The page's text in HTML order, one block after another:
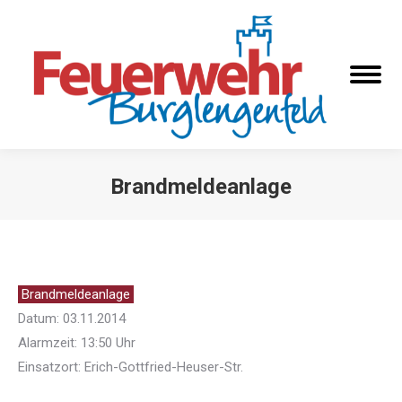
Brandmeldeanlage
Brandmeldeanlage
Datum: 03.11.2014
Alarmzeit: 13:50 Uhr
Einsatzort: Erich-Gottfried-Heuser-Str.